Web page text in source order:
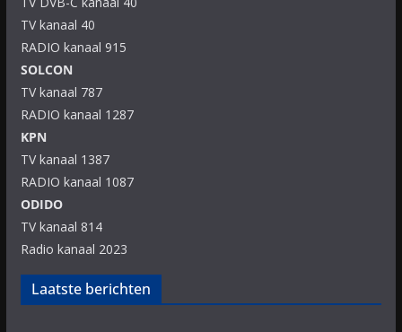
TV kanaal 40
RADIO kanaal 915
SOLCON
TV kanaal 787
RADIO kanaal 1287
KPN
TV kanaal 1387
RADIO kanaal 1087
ODIDO
TV kanaal 814
Radio kanaal 2023
Laatste berichten